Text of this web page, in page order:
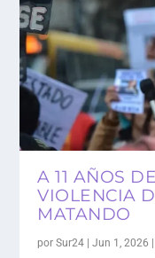
A 11 AÑOS
VIOLENCIA
MATANDO
porSur24 |Jun 1, 2026 |